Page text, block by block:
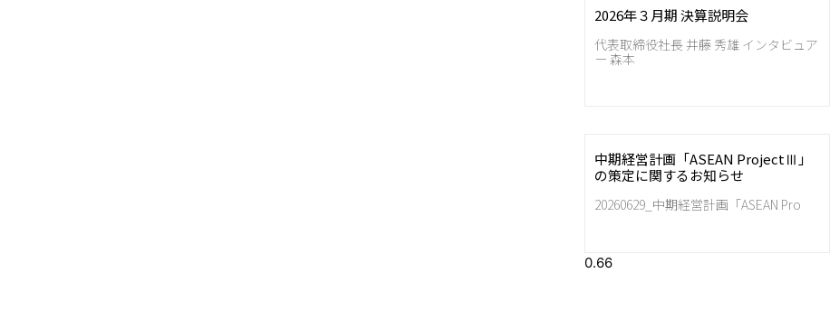
2026年３月期 決算説明会
代表取締役社長 井藤 秀雄 インタビュア
ー 森本
中期経営計画「ASEAN ProjectⅢ」
の策定に関するお知らせ
20260629_中期経営計画「ASEAN Pro